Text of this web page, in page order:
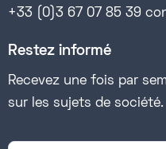
+33 (0)3 67 07 85 39
Restez informé
Recevez une fois par
sur les sujets de société.